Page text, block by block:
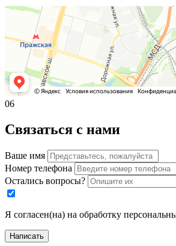
06
Связаться с нами
Ваше имя
Номер телефона
Остались вопросы?
Я согласен(на) на обработку
Написать